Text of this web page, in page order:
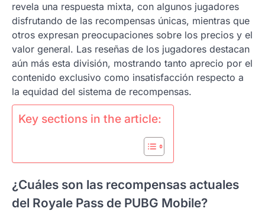
revela una respuesta mixta, con algunos jugadores
disfrutando de las recompensas únicas, mientras que
otros expresan preocupaciones sobre los precios y el
valor general. Las reseñas de los jugadores destacan
aún más esta división, mostrando tanto aprecio por el
contenido exclusivo como insatisfacción respecto a
la equidad del sistema de recompensas.
Key sections in the article:
¿Cuáles son las recompensas actuales
del Royale Pass de PUBG Mobile?